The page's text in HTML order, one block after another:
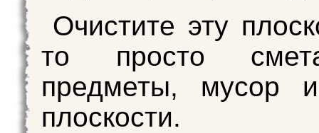
Очистите эту
то просто
предметы, мусор
плоскости.